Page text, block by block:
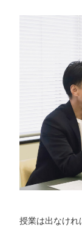
授業は出なけれ